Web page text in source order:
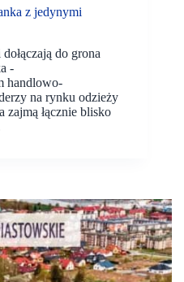
z jedynymi
do grona
-
handlowo-
na rynku odzieży
zajmą łącznie blisko